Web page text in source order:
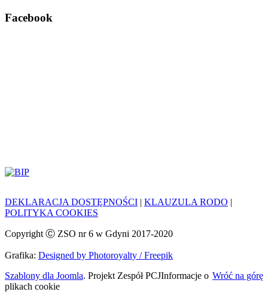
Facebook
DEKLARACJA DOSTĘPNOŚCI | KLAUZULA RODO |
POLITYKA COOKIES
Copyright Ⓒ ZSO nr 6 w Gdyni 2017-2020
Grafika: Designed by Photoroyalty / Freepik
Szablony dla Joomla. Projekt Zespół PCJ Wróć na górę
Informacje o
plikach cookie